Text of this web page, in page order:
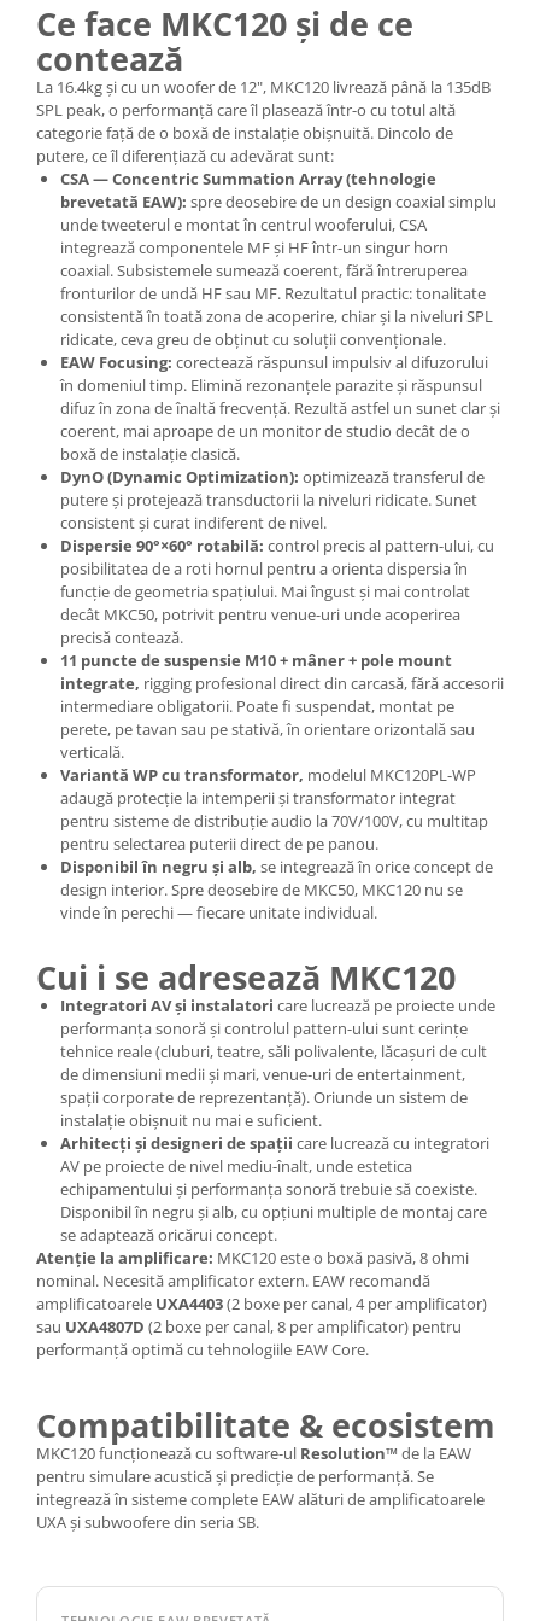
Mixere digitale
Mixere pentru DJ
Monitorizare In-Ear
Stative pentru Boxe
Stative pentru Microfoane
Ce face MKC120 și de ce
contează
La 16.4kg și cu un woofer de 12", MKC120 livrează până la 135dB
SPL peak, o performanță care îl plasează într-o cu totul altă
categorie față de o boxă de instalație obișnuită. Dincolo de
putere, ce îl diferențiază cu adevărat sunt:
CSA — Concentric Summation Array (tehnologie
brevetată EAW): spre deosebire de un design coaxial simplu
unde tweeterul e montat în centrul wooferului, CSA
integrează componentele MF și HF într-un singur horn
coaxial. Subsistemele sumează coerent, fără întreruperea
fronturilor de undă HF sau MF. Rezultatul practic: tonalitate
consistentă în toată zona de acoperire, chiar și la niveluri SPL
ridicate, ceva greu de obținut cu soluții convenționale.
EAW Focusing: corectează răspunsul impulsiv al difuzorului
în domeniul timp. Elimină rezonanțele parazite și răspunsul
difuz în zona de înaltă frecvență. Rezultă astfel un sunet clar și
coerent, mai aproape de un monitor de studio decât de o
boxă de instalație clasică.
DynO (Dynamic Optimization): optimizează transferul de
putere și protejează transductorii la niveluri ridicate. Sunet
consistent și curat indiferent de nivel.
Dispersie 90°×60° rotabilă: control precis al pattern-ului, cu
posibilitatea de a roti hornul pentru a orienta dispersia în
funcție de geometria spațiului. Mai îngust și mai controlat
decât MKC50, potrivit pentru venue-uri unde acoperirea
precisă contează.
11 puncte de suspensie M10 + mâner + pole mount
integrate, rigging profesional direct din carcasă, fără accesorii
intermediare obligatorii. Poate fi suspendat, montat pe
perete, pe tavan sau pe stativă, în orientare orizontală sau
verticală.
Variantă WP cu transformator, modelul MKC120PL-WP
adaugă protecție la intemperii și transformator integrat
pentru sisteme de distribuție audio la 70V/100V, cu multitap
pentru selectarea puterii direct de pe panou.
Disponibil în negru și alb, se integrează în orice concept de
design interior. Spre deosebire de MKC50, MKC120 nu se
vinde în perechi — fiecare unitate individual.
Cui i se adresează MKC120
Integratori AV și instalatori care lucrează pe proiecte unde
performanța sonoră și controlul pattern-ului sunt cerințe
tehnice reale (cluburi, teatre, săli polivalente, lăcașuri de cult
de dimensiuni medii și mari, venue-uri de entertainment,
spații corporate de reprezentanță). Oriunde un sistem de
instalație obișnuit nu mai e suficient.
Arhitecți și designeri de spații care lucrează cu integratori
AV pe proiecte de nivel mediu-înalt, unde estetica
echipamentului și performanța sonoră trebuie să coexiste.
Disponibil în negru și alb, cu opțiuni multiple de montaj care
se adaptează oricărui concept.
Atenție la amplificare: MKC120 este o boxă pasivă, 8 ohmi
nominal. Necesită amplificator extern. EAW recomandă
amplificatoarele UXA4403(2 boxe per canal, 4 per amplificator)
sau UXA4807D (2 boxe per canal, 8 per amplificator) pentru
performanță optimă cu tehnologiile EAW Core.
Compatibilitate & ecosistem
MKC120 funcționează cu software-ul Resolution™ de la EAW
pentru simulare acustică și predicție de performanță. Se
integrează în sisteme complete EAW alături de amplificatoarele
UXA și subwoofere din seria SB.